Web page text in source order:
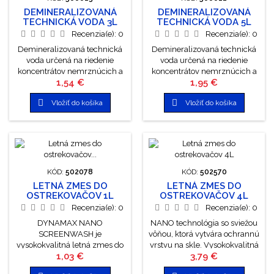
DEMINERALIZOVANÁ
TECHNICKÁ VODA 3L
Recenzia(e): 0
Demineralizovaná technická
voda určená na riedenie
koncentrátov nemrznúcich a
letných zmesí do
ostrekovačov a všetkých typov
chladiacich kvapalín. Je
vhodná na použitie do
Cena
1,54 €
 Vložiť do košíka
DEMINERALIZOVANÁ
TECHNICKÁ VODA 5L
Recenzia(e): 0
Demineralizovaná technická
voda určená na riedenie
koncentrátov nemrznúcich a
letných zmesí do
ostrekovačov a všetkých typov
chladiacich kvapalín. Je
vhodná na použitie do
Cena
1,95 €
 Vložiť do košíka
KÓD: 502078
LETNÁ ZMES DO
OSTREKOVAČOV 1L
MELÓN A KIWI
Recenzia(e): 0
DYNAMAX NANO
SCREENWASH je
vysokokvalitná letná zmes do
ostrekovačov vyrobená na
báze NANO technológie s
Cena
1,03 €
KÓD: 502570
LETNÁ ZMES DO
OSTREKOVAČOV 4L
Recenzia(e): 0
NANO technológia so sviežou
vôňou, ktorá vytvára ochrannú
vrstvu na skle. Vysokokvalitná
letná zmes do ostrekovačov
vyrobená na báze NANO
Cena
3,79 €